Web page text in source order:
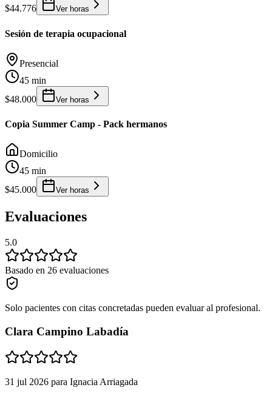
$44.776
Ver horas
Sesión de terapia ocupacional
Presencial
45 min
$48.000
Ver horas
Copia Summer Camp - Pack hermanos
Domicilio
45 min
$45.000
Ver horas
Evaluaciones
5.0
Basado en 26 evaluaciones
Solo pacientes con citas concretadas pueden evaluar al profesional.
Clara Campino Labadía
31 jul 2026 para Ignacia Arriagada